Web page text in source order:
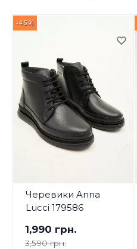
-45%
Черевики Anna
Lucci 179586
1,990 грн.
3,590 грн.